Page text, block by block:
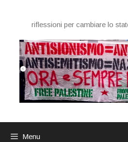
contenutoriflessioni per cambiare lo
Menu